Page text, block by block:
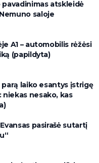
atskleidė
saloje
A1 – automobilis rėžėsi
(papildyta)
parą laiko esantys įstrigę
nesako, kas
pasirašė sutartį